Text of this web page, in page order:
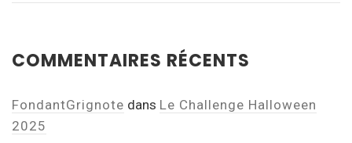
COMMENTAIRES RÉCENTS
FondantGrignote dans Le Challenge Halloween
2025